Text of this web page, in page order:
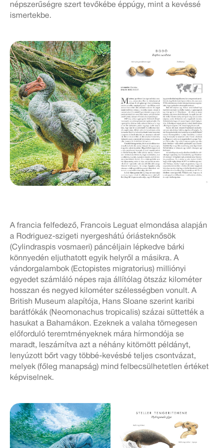
népszerűségre szert tevőkébe éppúgy, mint a kevéssé
ismertekbe.
A francia felfedező, Francois Leguat elmondása alapján
a Rodriguez-szigeti nyergeshátú óriásteknősök
(Cylindraspis vosmaeri) páncéljain lépkedve bárki
könnyedén eljuthatott egyik helyről a másikra. A
vándorgalambok (Ectopistes migratorius) milliónyi
egyedet számláló népes raja állítólag ötszáz kilométer
hosszan és negyed kilométer szélességben vonult. A
British Museum alapítója, Hans Sloane szerint karibi
barátfókák (Neomonachus tropicalis) százai süttették a
hasukat a Bahamákon. Ezeknek a valaha tömegesen
előforduló teremtményeknek mára hírmondója se
maradt, leszámítva azt a néhány kitömött példányt,
lenyúzott bőrt vagy többé-kevésbé teljes csontvázat,
melyek (főleg manapság) mind felbecsülhetetlen értéket
képviselnek.